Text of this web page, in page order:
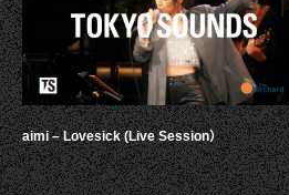
aimi – Lovesick (Live Session）